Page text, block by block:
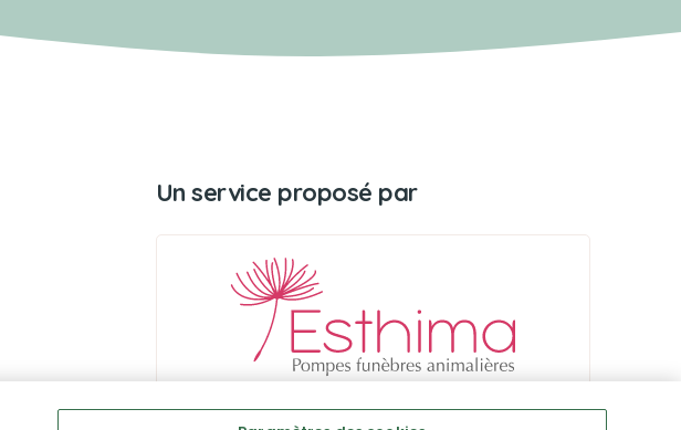
Un service proposé par